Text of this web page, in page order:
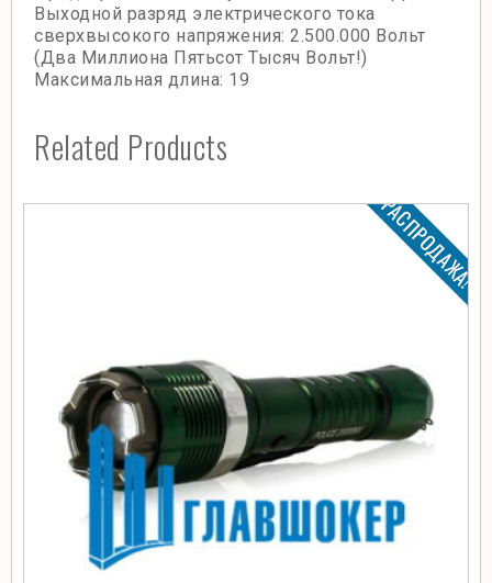
Выходной разряд электрического тока
сверхвысокого напряжения: 2.500.000 Вольт
(Два Миллиона Пятьсот Тысяч Вольт!)
Максимальная длина: 19
Related Products
РАСПРОДАЖА!